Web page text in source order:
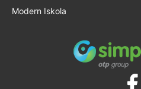
Modern Iskola